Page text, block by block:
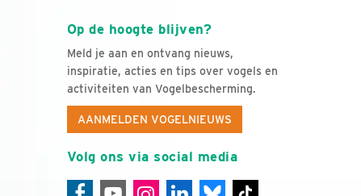
Op de hoogte blijven?
Meld je aan en ontvang nieuws,
inspiratie, acties en tips over vogels en
activiteiten van Vogelbescherming.
AANMELDEN VOGELNIEUWS
Volg ons via social media